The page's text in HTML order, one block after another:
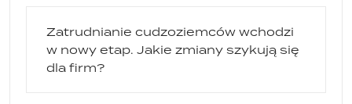
Zatrudnianie cudzoziemców wchodzi
w nowy etap. Jakie zmiany szykują się
dla firm?